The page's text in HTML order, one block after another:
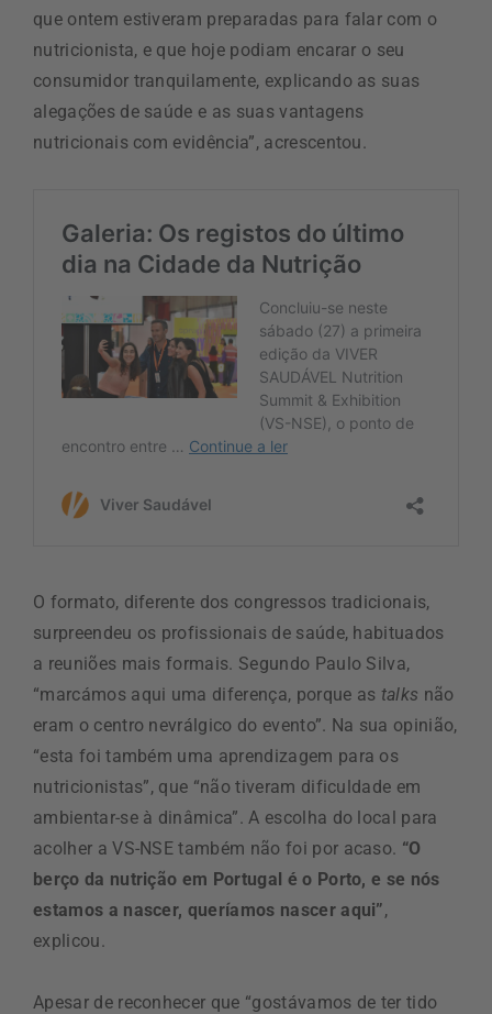
que ontem estiveram preparadas para falar com o
nutricionista, e que hoje podiam encarar o seu
consumidor tranquilamente, explicando as suas
alegações de saúde e as suas vantagens
nutricionais com evidência”, acrescentou.
O formato, diferente dos congressos tradicionais,
surpreendeu os profissionais de saúde, habituados
a reuniões mais formais. Segundo Paulo Silva,
“marcámos aqui uma diferença, porque as talks não
eram o centro nevrálgico do evento”. Na sua opinião,
“esta foi também uma aprendizagem para os
nutricionistas”, que “não tiveram dificuldade em
ambientar-se à dinâmica”. A escolha do local para
acolher a VS-NSE também não foi por acaso. “O
berço da nutrição em Portugal é o Porto, e se nós
estamos a nascer, queríamos nascer aqui”,
explicou.
Apesar de reconhecer que “gostávamos de ter tido